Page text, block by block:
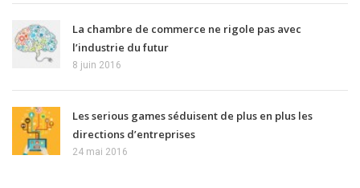
La chambre de commerce ne rigole pas avec
l’industrie du futur
8 juin 2016
Les serious games séduisent de plus en plus les
directions d’entreprises
24 mai 2016